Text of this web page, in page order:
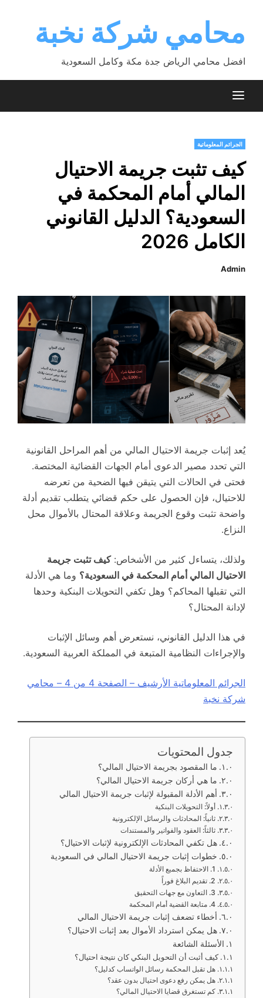
contentمحامي شركة نخبة
افضل محامي الرياض جدة مكة وكامل السعودية
الجرائم المعلوماتية
كيف تثبت جريمة الاحتيال
المالي أمام المحكمة في
السعودية؟ الدليل القانوني
الكامل 2026
Admin
يُعد إثبات جريمة الاحتيال المالي من أهم المراحل القانونية
التي تحدد مصير الدعوى أمام الجهات القضائية المختصة.
فحتى في الحالات التي يتيقن فيها الضحية من تعرضه
للاحتيال، فإن الحصول على حكم قضائي يتطلب تقديم أدلة
واضحة تثبت وقوع الجريمة وعلاقة المحتال بالأموال محل
النزاع.
ولذلك، يتساءل كثير من الأشخاص:كيف تثبت جريمة
الاحتيال المالي أمام المحكمة في السعودية؟ وما هي الأدلة
التي تقبلها المحاكم؟ وهل تكفي التحويلات البنكية وحدها
لإدانة المحتال؟
في هذا الدليل القانوني، نستعرض أهم وسائل الإثبات
والإجراءات النظامية المتبعة في المملكة العربية السعودية.
الجرائم المعلوماتية الأرشيف – الصفحة 4 من 4 – محامي
شركة نخبة
جدول المحتويات
ما المقصود بجريمة الاحتيال المالي؟
ما هي أركان جريمة الاحتيال المالي؟
أهم الأدلة المقبولة لإثبات جريمة الاحتيال المالي
أولاً: التحويلات البنكية
ثانياً: المحادثات والرسائل الإلكترونية
ثالثاً: العقود والفواتير والمستندات
هل تكفي المحادثات الإلكترونية لإثبات الاحتيال؟
خطوات إثبات جريمة الاحتيال المالي في السعودية
1. الاحتفاظ بجميع الأدلة
2. تقديم البلاغ فوراً
3. التعاون مع جهات التحقيق
4. متابعة القضية أمام المحكمة
أخطاء تضعف إثبات جريمة الاحتيال المالي
هل يمكن استرداد الأموال بعد إثبات الاحتيال؟
الأسئلة الشائعة
كيف أثبت أن التحويل البنكي كان نتيجة احتيال؟
هل تقبل المحكمة رسائل الواتساب كدليل؟
هل يمكن رفع دعوى احتيال بدون عقد؟
كم تستغرق قضايا الاحتيال المالي؟